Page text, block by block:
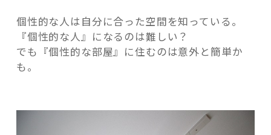
個性的な人は自分に合った空間を知っている。
『個性的な人』になるのは難しい？
でも『個性的な部屋』に住むのは意外と簡単か
も。